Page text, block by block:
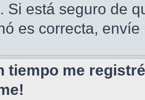
Si está seguro de
es correcta,
tiempo me